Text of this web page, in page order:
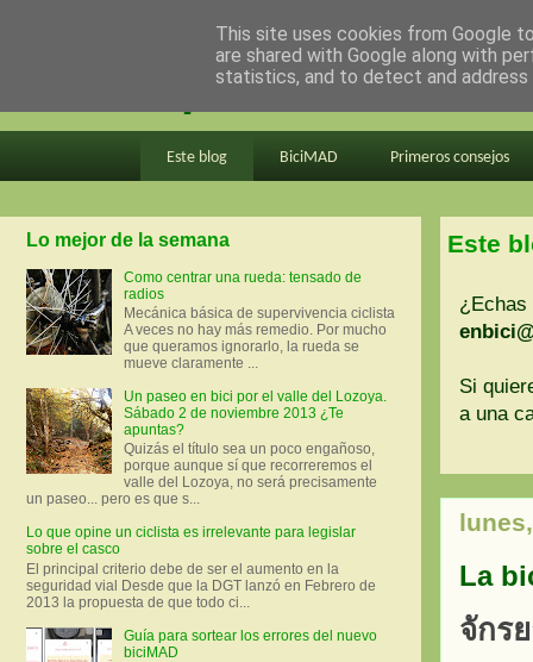
en bici por madrid
Este blog BiciMAD Primeros consejos
Este
¿Echas
Si
a una
La
จักร
Lo mejor de la semana
Como centrar una rueda: tensado de
radios
Mecánica básica de supervivencia ciclista
A veces no hay más remedio. Por mucho
que queramos ignorarlo, la rueda se
mueve claramente ...
Un paseo en bici por el valle del Lozoya.
Sábado 2 de noviembre 2013 ¿Te
apuntas?
Quizás el título sea un poco engañoso,
porque aunque sí que recorreremos el
valle del Lozoya, no será precisamente
un paseo... pero es que s...
Lo que opine un ciclista es irrelevante para legislar
sobre el casco
El principal criterio debe de ser el aumento en la
seguridad vial Desde que la DGT lanzó en Febrero de
2013 la propuesta de que todo ci...
Guía para sortear los errores del nuevo
biciMAD
This site uses cookies from Google
are shared with Google along with
statistics, and to detect and address